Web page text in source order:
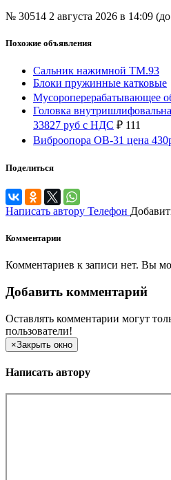
№ 30514 2 августа 2026 в 14:09
Похожие объявления
Сальник нажимной ТМ.93
Блоки пружинные катковые
Мусороперерабатывающее
Головка
33827 руб с НДС ₽ 111
Виброопора ОВ-31 цена
Поделиться
Написать автору Телефон
Комментарии
Комментариев к записи нет. Вы
Добавить комментарий
Оставлять комментарии могут
пользователи!
×Закрыть окно
Написать автору